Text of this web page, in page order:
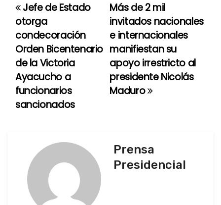
N
a
v
e
g
Más de 2 mil
invitados nacionales
e internacionales
manifiestan su
apoyo irrestricto al
presidente Nicolás
Maduro
Jefe de Estado
otorga
condecoración
Orden Bicentenario
de la Victoria
Ayacucho a
funcionarios
sancionados
Prensa
Presidencial